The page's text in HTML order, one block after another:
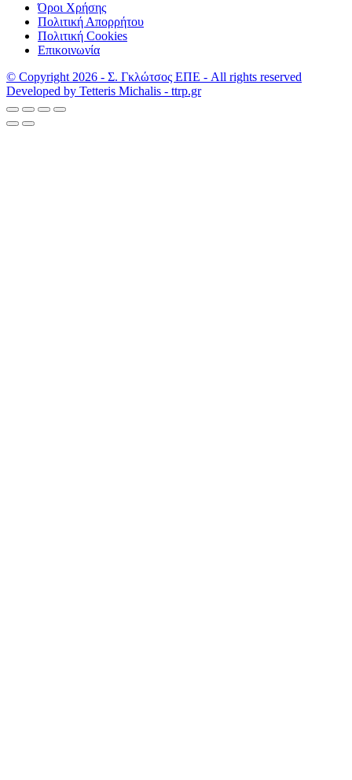
Όροι Χρήσης
Πολιτική Απορρήτου
Πολιτική Cookies
Επικοινωνία
© Copyright 2026 - Σ. Γκλώτσος ΕΠΕ - All rights reserved
Developed by Tetteris Michalis - ttrp.gr